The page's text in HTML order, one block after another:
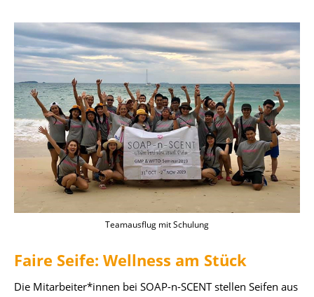
Teamausflug mit Schulung
Faire Seife: Wellness am Stück
Die Mitarbeiter*innen bei SOAP-n-SCENT stellen Seifen aus